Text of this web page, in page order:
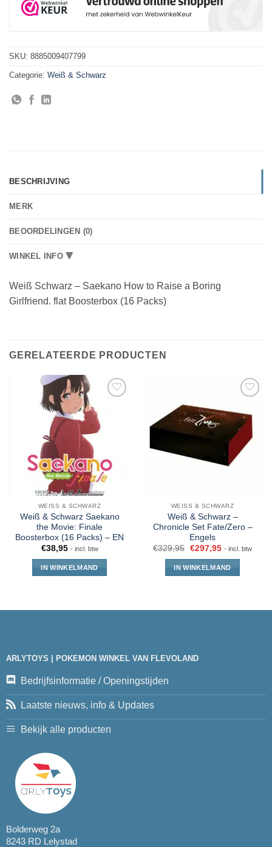
SKU: 8885009407799
Categorie: Weiß & Schwarz
BESCHRIJVING
MERK
BEOORDELINGEN (0)
WINKEL INFO 🔻
Weiß Schwarz – Saekano How to Raise a Boring
Girlfriend. flat Boosterbox (16 Packs)
GERELATEERDE PRODUCTEN
WEISS & SCHWARZ
Weiß & Schwarz Saekano
the Movie: Finale
Boosterbox (16 Packs) – EN
€38,95 - incl. btw
IN WINKELMAND
WEISS & SCHWARZ
Weiß & Schwarz –
Chronicle Set Fate/Zero –
Engels
€329,95 €297,95 - incl. btw
IN WINKELMAND
ARLYTOYS | POKEMON WINKEL VAN FLEVOLAND
Bedrijfsinformatie / Openingstijden
Laatste nieuws, info & Updates
Bekijk alle producten
Bolderweg 2a
8243 RD Lelystad